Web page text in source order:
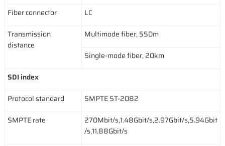
Fiber connector
LC
Transmission
distance
Multimode fiber, 550m
Single-mode fiber, 20km
SDI index
Protocol standard
SMPTE ST-2082
SMPTE rate
270Mbit/s,1.48Gbit/s,2.97Gbit/s,5.94Gbit
/s,11.88Gbit/s